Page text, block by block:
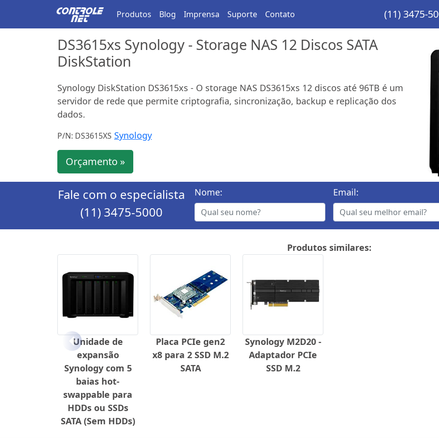
Produtos Blog Imprensa Suporte Contato (11) 3475-
DS3615xs Synology - Storage NAS 12 Discos SATA
DiskStation
Synology DiskStation DS3615xs - O storage NAS DS3615xs 12 discos até 96TB é um
servidor de rede que permite criptografia, sincronização, backup e replicação dos
dados.
P/N: DS3615XS Synology
Orçamento »
Fale com o especialista
(11) 3475-5000
Nome: Email:
Produtos similares:
Unidade de
expansão
Synology com 5
baias hot-
swappable para
HDDs ou SSDs
SATA (Sem HDDs)
Placa PCIe gen2
x8 para 2 SSD M.2
SATA
Synology M2D20 -
Adaptador PCIe
SSD M.2
Anterior